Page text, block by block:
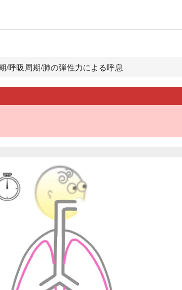
/呼吸周期/肺の弾性力による呼息